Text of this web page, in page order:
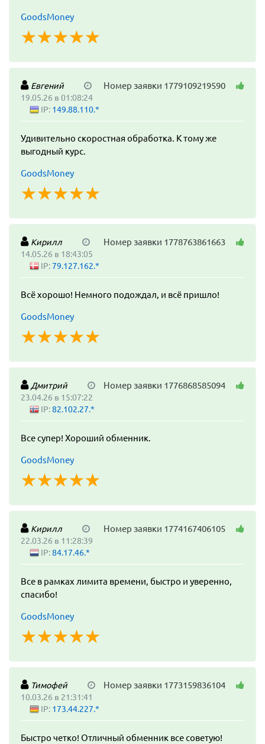
GoodsMoney
☆☆☆☆☆
★★★★★
Номер заявки 1779109219590
Евгений
19.05.26 в 01:08:24
IP: 149.88.110.*
Удивительно скоростная обработка. К тому же
выгодный курс.
GoodsMoney
☆☆☆☆☆
★★★★★
Номер заявки 1778763861663
Кирилл
14.05.26 в 18:43:05
IP:79.127.162.*
Всё хорошо! Немного подождал, и всё пришло!
GoodsMoney
☆☆☆☆☆
★★★★★
Номер заявки 1776868585094
Дмитрий
23.04.26 в 15:07:22
IP:82.102.27.*
Все супер! Хороший обменник.
GoodsMoney
☆☆☆☆☆
★★★★★
Номер заявки 1774167406105
Кирилл
22.03.26 в 11:28:39
IP:84.17.46.*
Все в рамках лимита времени, быстро и уверенно,
спасибо!
GoodsMoney
☆☆☆☆☆
★★★★★
Номер заявки 1773159836104
Тимофей
10.03.26 в 21:31:41
IP: 173.44.227.*
Быстро четко! Отличный обменник все советую!